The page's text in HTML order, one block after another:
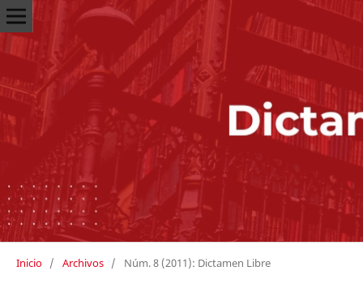
Inicio / Archivos / Núm. 8 (2011): Dictamen Libre